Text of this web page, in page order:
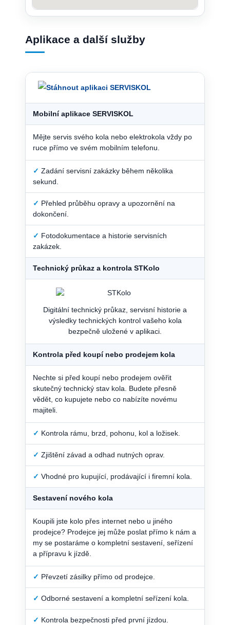
Aplikace a další služby
Mobilní aplikace SERVISKOL
Mějte servis svého kola nebo elektrokola vždy po
ruce přímo ve svém mobilním telefonu.
✓ Zadání servisní zakázky během několika
sekund.
✓ Přehled průběhu opravy a upozornění na
dokončení.
✓ Fotodokumentace a historie servisních
zakázek.
Technický průkaz a kontrola STKolo
Digitální technický průkaz, servisní historie a
výsledky technických kontrol vašeho kola
bezpečně uložené v aplikaci.
Kontrola před koupí nebo prodejem kola
Nechte si před koupí nebo prodejem ověřit
skutečný technický stav kola. Budete přesně
vědět, co kupujete nebo co nabízíte novému
majiteli.
✓ Kontrola rámu, brzd, pohonu, kol a ložisek.
✓ Zjištění závad a odhad nutných oprav.
✓ Vhodné pro kupující, prodávající i firemní kola.
Sestavení nového kola
Koupili jste kolo přes internet nebo u jiného
prodejce? Prodejce jej může poslat přímo k nám a
my se postaráme o kompletní sestavení, seřízení
a přípravu k jízdě.
✓ Převzetí zásilky přímo od prodejce.
✓ Odborné sestavení a kompletní seřízení kola.
✓ Kontrola bezpečnosti před první jízdou.